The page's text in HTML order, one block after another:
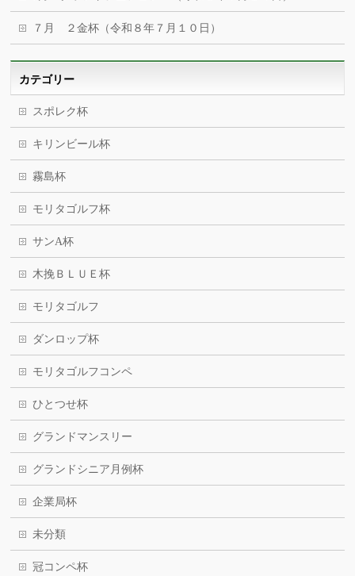
７月 ２金杯（令和８年７月１０日）
カテゴリー
スポレク杯
キリンビール杯
霧島杯
モリタゴルフ杯
サンA杯
木挽ＢＬＵＥ杯
モリタゴルフ
ダンロップ杯
モリタゴルフコンペ
ひとつせ杯
グランドマンスリー
グランドシニア月例杯
企業局杯
未分類
冠コンペ杯